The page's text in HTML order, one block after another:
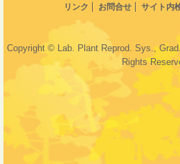
リンク お問合せ サイト内
Copyright © Lab. Plant Reprod. Sys.,
Rights